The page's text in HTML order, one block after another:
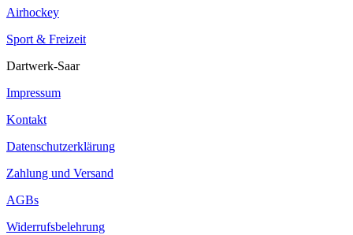
Airhockey
Sport & Freizeit
Dartwerk-Saar
Impressum
Kontakt
Datenschutzerklärung
Zahlung und Versand
AGBs
Widerrufsbelehrung